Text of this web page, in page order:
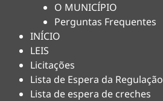
O MUNICÍPIO
Perguntas Frequentes
INÍCIO
LEIS
Licitações
Lista de Espera da Regulação
Lista de espera de creches